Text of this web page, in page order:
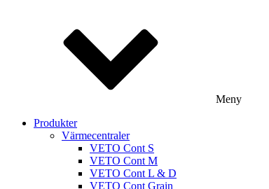
Meny
Produkter
Värmecentraler
VETO Cont S
VETO Cont M
VETO Cont L & D
VETO Cont Grain